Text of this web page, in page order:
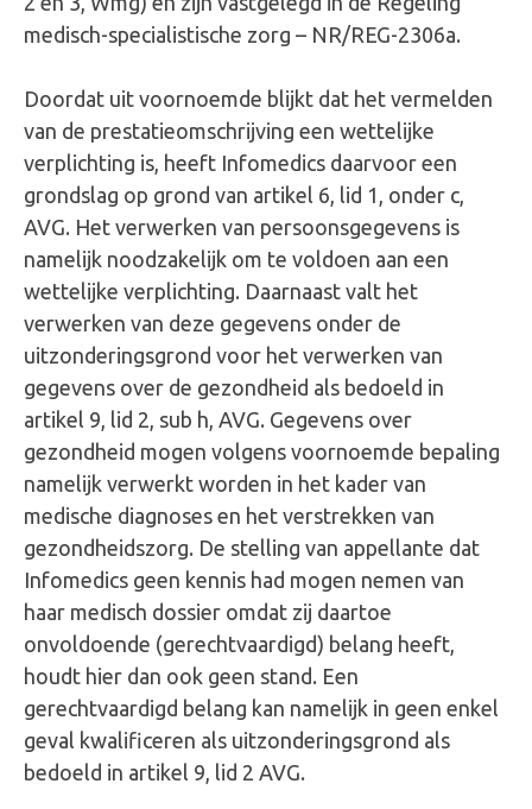
medisch-specialistische zorg – NR/REG-2306a.
Doordat uit voornoemde blijkt dat het vermelden
van de prestatieomschrijving een wettelijke
verplichting is, heeft Infomedics daarvoor een
grondslag op grond van artikel 6, lid 1, onder c,
AVG. Het verwerken van persoonsgegevens is
namelijk noodzakelijk om te voldoen aan een
wettelijke verplichting. Daarnaast valt het
verwerken van deze gegevens onder de
uitzonderingsgrond voor het verwerken van
gegevens over de gezondheid als bedoeld in
artikel 9, lid 2, sub h, AVG. Gegevens over
gezondheid mogen volgens voornoemde bepaling
namelijk verwerkt worden in het kader van
medische diagnoses en het verstrekken van
gezondheidszorg. De stelling van appellante dat
Infomedics geen kennis had mogen nemen van
haar medisch dossier omdat zij daartoe
onvoldoende (gerechtvaardigd) belang heeft,
houdt hier dan ook geen stand. Een
gerechtvaardigd belang kan namelijk in geen enkel
geval kwalificeren als uitzonderingsgrond als
bedoeld in artikel 9, lid 2 AVG.